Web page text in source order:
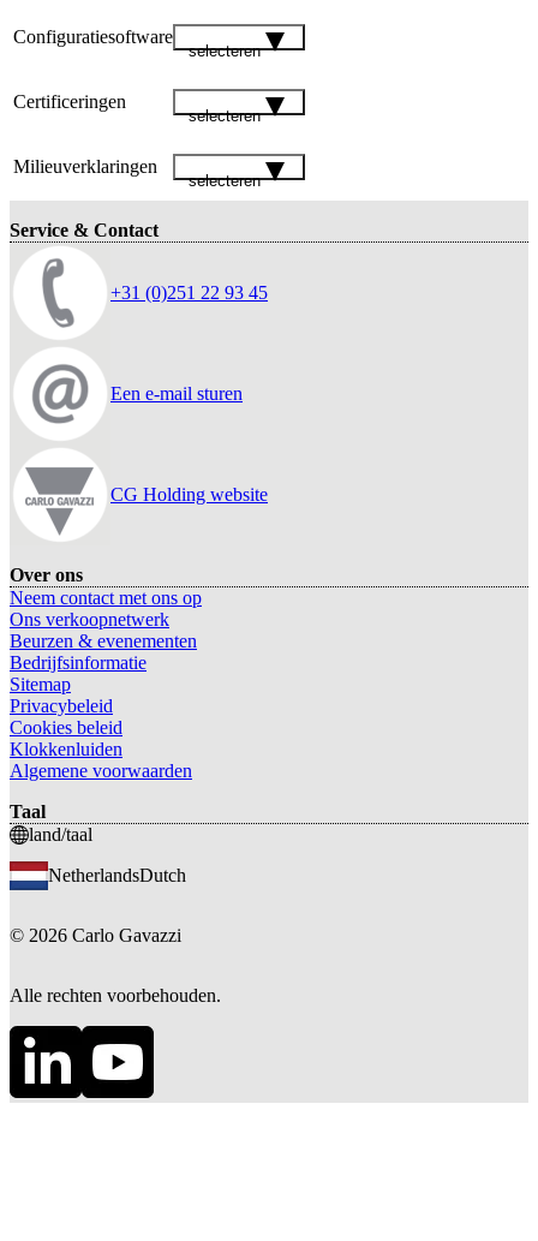
Configuratiesoftware
selecteren
Certificeringen
selecteren
Milieuverklaringen
selecteren
Service & Contact
+31 (0)251 22 93 45
Een e-mail sturen
CG Holding website
Over ons
Neem contact met ons op
Ons verkoopnetwerk
Beurzen & evenementen
Bedrijfsinformatie
Sitemap
Privacybeleid
Cookies beleid
Klokkenluiden
Algemene voorwaarden
Taal
land/taal
NetherlandsDutch
© 2026 Carlo Gavazzi
Alle rechten voorbehouden.